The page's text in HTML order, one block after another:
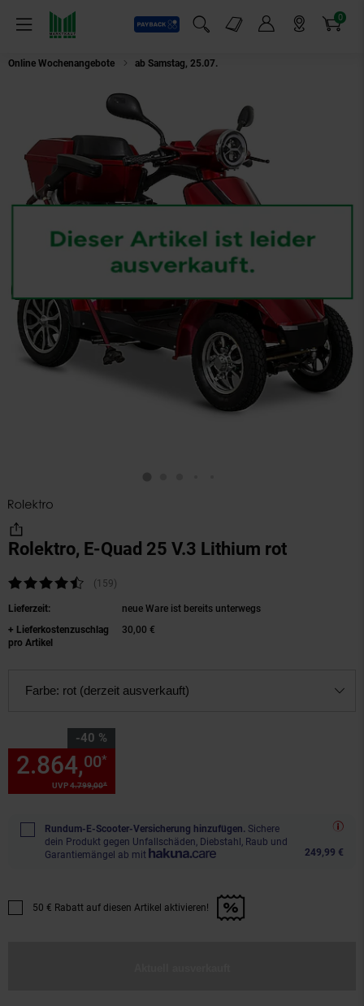
Menü
Payback
Suchfeld einblenden
Markt-Angebote 0
Artikel
Online Wochenangebote ab Samstag, 25.07.
Rolektro, E-Quad 25 V.3 Lithium rot
Kundenbewertung: 4,68 von 5 Sternen
(159Kundenbewertungen
)
Lieferzeit:
neue Ware ist bereits unterwegs
+ Lieferkostenzuschlag
pro Artikel
30,00 €
Farbe: rot (derzeit ausverkauft)
-40 %
Sie Sparen 40 Prozent,
UVP4.799,00*
2.864,00*
Rundum-E-Scooter-Versicherung hinzufügen. Sichere
dein Produkt gegen Unfallschäden, Diebstahl, Raub und
Garantiemängel ab mit
249,99 €
Promotion "50 € Rabatt auf diesen Artikel aktivieren!" anwenden
50 € Rabatt auf diesen Artikel aktivieren!